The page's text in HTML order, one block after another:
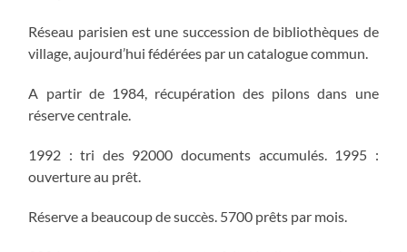
Réseau parisien est une succession de bibliothèques de
village, aujourd’hui fédérées par un catalogue commun.
A partir de 1984, récupération des pilons dans une
réserve centrale.
1992 : tri des 92000 documents accumulés. 1995 :
ouverture au prêt.
Réserve a beaucoup de succès. 5700 prêts par mois.